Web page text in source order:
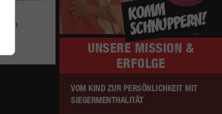
WU12
MADx WAT Atzgersdorf –
HIB Handball Graz
nu
(16:7)
Sa. 13.06.2026 | 14:30 Uhr |
Hypo NÖ –
MADx WAT Atzgersdorf
Liga
UNSERE MISSION &
ERFOLGE
VOM KIND ZUR PERSÖNLICHKEIT MIT
SIEGERMENTHALITÄT